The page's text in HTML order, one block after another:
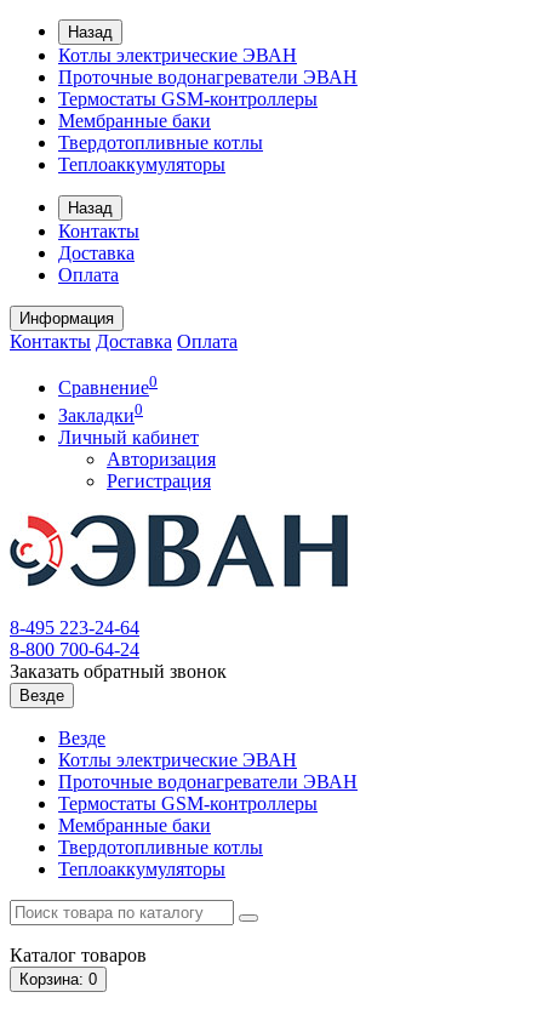
Назад
Котлы электрические ЭВАН
Проточные водонагреватели ЭВАН
Термостаты GSM-контроллеры
Мембранные баки
Твердотопливные котлы
Теплоаккумуляторы
Назад
Контакты
Доставка
Оплата
Информация
Контакты Доставка Оплата
Сравнение0
Закладки0
Личный кабинет
Авторизация
Регистрация
8-495 223-24-64
8-800 700-64-24
Заказать обратный звонок
Везде
Везде
Котлы электрические ЭВАН
Проточные водонагреватели ЭВАН
Термостаты GSM-контроллеры
Мембранные баки
Твердотопливные котлы
Теплоаккумуляторы
Каталог товаров
Корзина: 0